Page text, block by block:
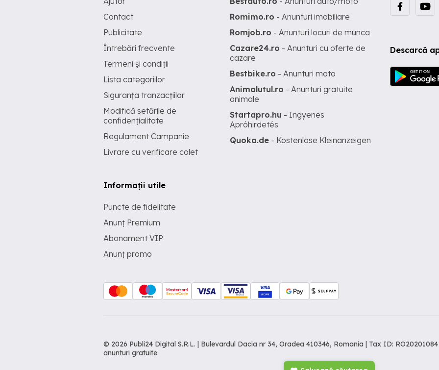
Descarcă
Contact
Publicitate
Întrebări frecvente
Termeni și condiții
Lista categoriilor
Siguranța tranzacțiilor
Modifică setările de
confidențialitate
Regulament Campanie
Livrare cu verificare colet
Informații utile
Puncte de fidelitate
Anunț Premium
Abonament VIP
Anunț promo
Romimo.ro - Anunturi imobiliare
Romjob.ro - Anunturi locuri de munca
Cazare24.ro - Anunturi cu oferte de
cazare
Bestbike.ro - Anunturi moto
Animalutul.ro - Anunturi gratuite
animale
Startapro.hu - Ingyenes
Apróhirdetés
Quoka.de - Kostenlose Kleinanzeigen
© 2026 Publi24 Digital S.R.L. | Bulevardul Dacia nr 34, Oradea 410346, Romania | Tax ID:
anunturi gratuite